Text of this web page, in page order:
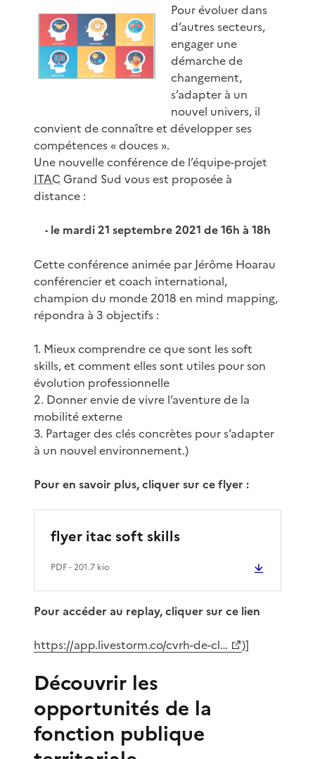
Pour évoluer dans
d’autres secteurs,
engager une
démarche de
changement,
s’adapter à un
nouvel univers, il
convient de connaître et développer ses
compétences « douces ».
Une nouvelle conférence de l’équipe-projet
ITACGrand Sud vous est proposée à
distance :
-le mardi 21 septembre 2021 de 16h à 18h
Cette conférence animée par Jérôme Hoarau
conférencier et coach international,
champion du monde 2018 en mind mapping,
répondra à 3 objectifs :
1. Mieux comprendre ce que sont les soft
skills, et comment elles sont utiles pour son
évolution professionnelle
2. Donner envie de vivre l’aventure de la
mobilité externe
3. Partager des clés concrètes pour s’adapter
à un nouvel environnement.)
Pour en savoir plus, cliquer sur ce flyer :
flyer itac soft skills
PDF- 201.7 kio
Pour accéder au replay, cliquer sur ce lien
https://app.livestorm.co/cvrh-de-cl…
)]
Découvrir les
opportunités de la
fonction publique